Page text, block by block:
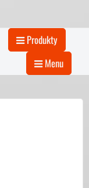
Produkty
Menu